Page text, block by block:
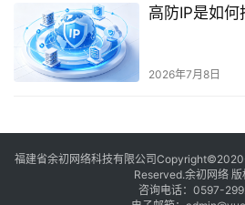
高防IP是如何
2026年7月8日
福建省余初网络科技有限公司
Reserved.余初网络 版
咨询电话： 0597-